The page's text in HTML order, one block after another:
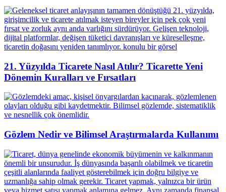
21. Yüzyılda Ticarete Nasıl Atılır? Ticarette Yeni
Dönemin Kuralları ve Fırsatları
Gözlem Nedir ve Bilimsel Araştırmalarda Kullanımı